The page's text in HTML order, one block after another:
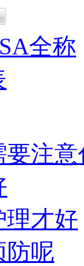
全称
注意
理才好
防呢